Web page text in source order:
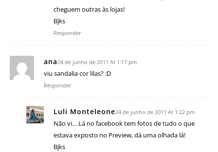
cheguem outras às lojas!
Bjks
Responder
ana24 de junho de 2011 At 1:17 pm
viu sandalia cor lilas? :D
Responder
Luli Monteleone24 de junho de 2011 At 1:22 pm
Não vi… Lá no facebook tem fotos de tudo o que
estava exposto no Preview, dá uma olhada lá!
Bjks